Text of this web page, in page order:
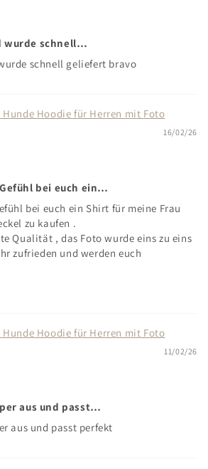
wurde schnell…
schnell geliefert bravo
Hoodie für Herren mit Foto
16/02/26
bei euch ein…
bei euch ein Shirt für meine Frau
zu kaufen .
Qualität , das Foto wurde eins zu eins
zufrieden und werden euch
Hoodie für Herren mit Foto
11/02/26
aus und passt…
aus und passt perfekt